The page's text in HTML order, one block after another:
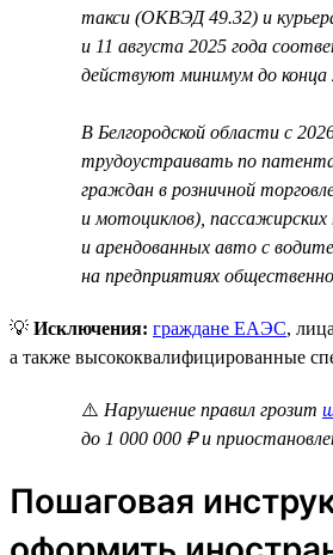
такси (ОКВЭД 49.32) и
и 11 августа 2025 года
действуют минимум до конца
В Белгородской области с
трудоустраивать по
граждан в розничной
и мотоциклов), пассажирских
и арендованных авто с
на предприятиях
💡 Исключения: граждане ЕАЭС,
а также высококвалифицированные
⚠️ Нарушение правил грозит
до 1 000 000 ₽ и
Пошаговая